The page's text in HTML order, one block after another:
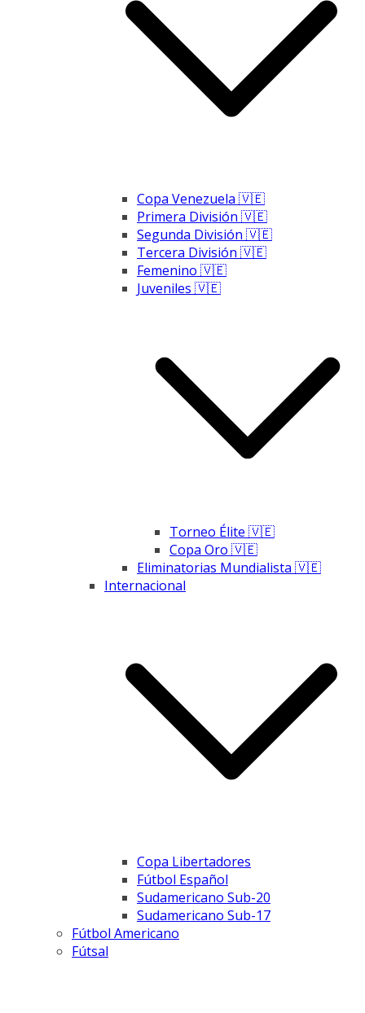
Copa Venezuela 🇻🇪
Primera División 🇻🇪
Segunda División 🇻🇪
Tercera División 🇻🇪
Femenino 🇻🇪
Juveniles 🇻🇪
Torneo Élite 🇻🇪
Copa Oro 🇻🇪
Eliminatorias Mundialista 🇻🇪
Internacional
Copa Libertadores
Fútbol Español
Sudamericano Sub-20
Sudamericano Sub-17
Fútbol Americano
Fútsal